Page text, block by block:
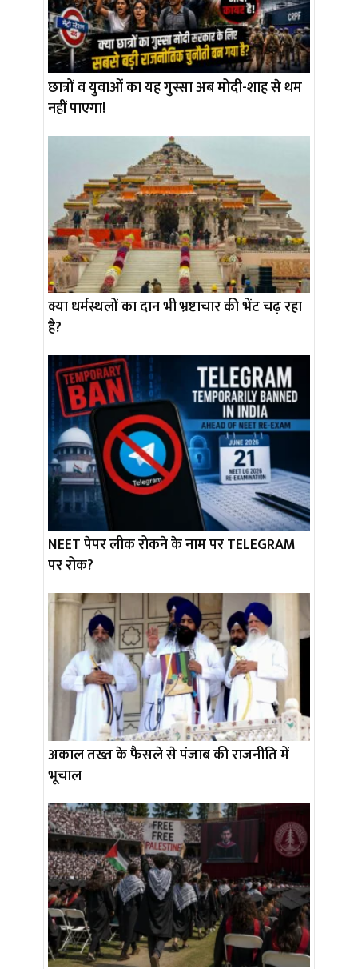
छात्रों व युवाओं का यह गुस्सा अब मोदी-शाह से थम
नहीं पाएगा!
क्या धर्मस्थलों का दान भी भ्रष्टाचार की भेंट चढ़ रहा
है?
NEET पेपर लीक रोकने के नाम पर TELEGRAM
पर रोक?
अकाल तख्त के फैसले से पंजाब की राजनीति में
भूचाल